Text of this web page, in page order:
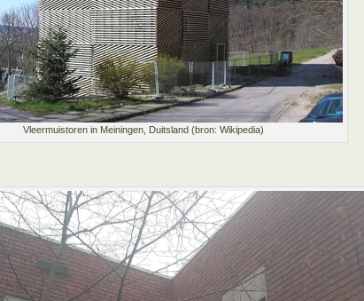
Vleermuistoren in Meiningen, Duitsland (bron: Wikipedia)